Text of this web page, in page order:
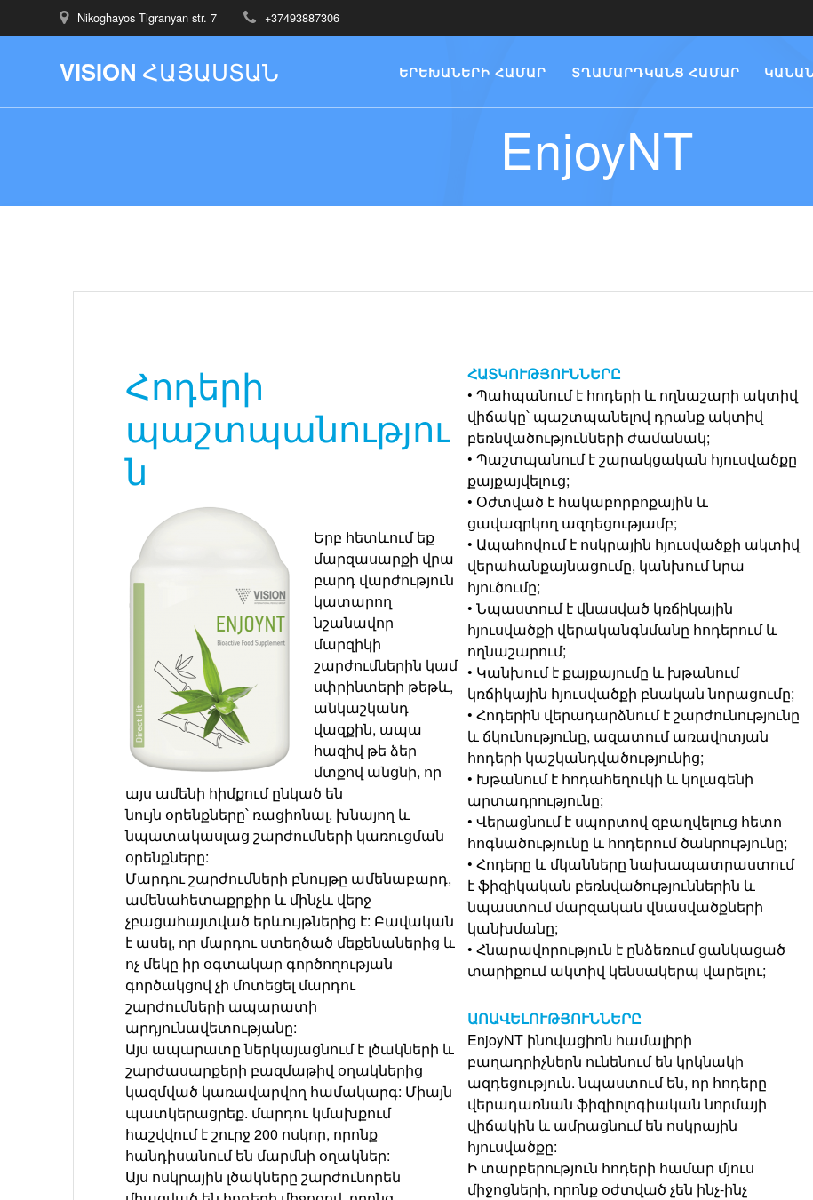
Nikoghayos Tigranyan str. 7 +37493887306
VISION ՀԱՅԱՍՏԱՆ ԵՐԵԽԱՆԵՐԻ ՀԱՄԱՐ ՏՂԱՄԱՐԴԿԱՆՑ ՀԱՄԱՐ
EnjoyNT
Հոդերի
պաշտպանությու
ն
Երբ հետևում եք
մարզասարքի վրա
բարդ վարժություն
կատարող
նշանավոր
մարզիկի
շարժումներին կամ
սփրինտերի թեթև,
անկաշկանդ
վազքին, ապա
հազիվ թե ձեր
մտքով անցնի, որ
այս ամենի հիմքում ընկած են
նույն օրենքները՝ ռացիոնալ, խնայող և
նպատակասլաց շարժումների կառուցման
օրենքները:
Մարդու շարժումների բնույթը ամենաբարդ,
ամենահետաքրքիր և մինչև վերջ
չբացահայտված երևույթներից է: Բավական
է ասել, որ մարդու ստեղծած մեքենաներից և
ոչ մեկը իր օգտակար գործողության
գործակցով չի մոտեցել մարդու
շարժումների ապարատի
արդյունավետությանը:
Այս ապարատը ներկայացնում է լծակների և
շարժասարքերի բազմաթիվ օղակներից
կազմված կառավարվող համակարգ: Միայն
պատկերացրեք. մարդու կմախքում
հաշվվում է շուրջ 200 ոսկոր, որոնք
հանդիսանում են մարմնի օղակներ:
Այս ոսկրային լծակները շարժունորեն
ՀԱՏԿՈՒԹՅՈՒՆՆԵՐԸ
• Պահպանում է հոդերի և ողնաշարի ակտիվ
վիճակը՝ պաշտպանելով դրանք ակտիվ
բեռնվածությունների ժամանակ;
• Պաշտպանում է շարակցական հյուսվածքը
քայքայվելուց;
• Օժտված է հակաբորբոքային և
ցավազրկող ազդեցությամբ;
• Ապահովում է ոսկրային հյուսվածքի ակտիվ
վերահանքայնացումը, կանխում նրա
հյուծումը;
• Նպաստում է վնասված կռճիկային
հյուսվածքի վերականգնմանը հոդերում և
ողնաշարում;
• Կանխում է քայքայումը և խթանում
կռճիկային հյուսվածքի բնական նորացումը;
• Հոդերին վերադարձնում է շարժունությունը
և ճկունությունը, ազատում առավոտյան
հոդերի կաշկանդվածությունից;
• Խթանում է հոդահեղուկի և կոլագենի
արտադրությունը;
• Վերացնում է սպորտով զբաղվելուց հետո
հոգնածությունը և հոդերում ծանրությունը;
• Հոդերը և մկանները նախապատրաստում
է ֆիզիկական բեռնվածություններին և
նպաստում մարզական վնասվածքների
կանխմանը;
• Հնարավորություն է ընձեռում ցանկացած
տարիքում ակտիվ կենսակերպ վարելու;
ԱՈԱՎԵԼՈՒԹՅՈՒՆՆԵՐԸ
EnjoyNT ինովացիոն համալիրի
բաղադրիչներն ունենում են կրկնակի
ազդեցություն. նպաստում են, որ հոդերը
վերադառնան ֆիզիոլոգիական նորմայի
վիճակին և ամրացնում են ոսկրային
հյուսվածքը:
Ի տարբերություն հոդերի համար մյուս
միջոցների, որոնք օժտված չեն ինչ-ինչ